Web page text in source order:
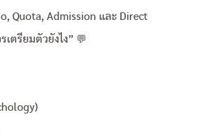
Quota, Admission และ Direct
ตรียมตัวยังไง” 💬